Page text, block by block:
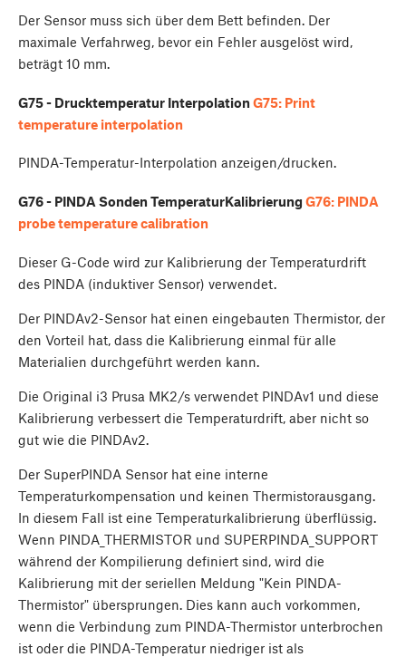
Der Sensor muss sich über dem Bett befinden. Der
maximale Verfahrweg, bevor ein Fehler ausgelöst wird,
beträgt 10 mm.
G75 - Drucktemperatur InterpolationG75: Print
temperature interpolation
PINDA-Temperatur-Interpolation anzeigen/drucken.
G76 - PINDA Sonden TemperaturKalibrierung G76: PINDA
probe temperature calibration
Dieser G-Code wird zur Kalibrierung der Temperaturdrift
des PINDA (induktiver Sensor) verwendet.
Der PINDAv2-Sensor hat einen eingebauten Thermistor, der
den Vorteil hat, dass die Kalibrierung einmal für alle
Materialien durchgeführt werden kann.
Die Original i3 Prusa MK2/s verwendet PINDAv1 und diese
Kalibrierung verbessert die Temperaturdrift, aber nicht so
gut wie die PINDAv2.
Der SuperPINDA Sensor hat eine interne
Temperaturkompensation und keinen Thermistorausgang.
In diesem Fall ist eine Temperaturkalibrierung überflüssig.
Wenn PINDA_THERMISTOR und SUPERPINDA_SUPPORT
während der Kompilierung definiert sind, wird die
Kalibrierung mit der seriellen Meldung "Kein PINDA-
Thermistor" übersprungen. Dies kann auch vorkommen,
wenn die Verbindung zum PINDA-Thermistor unterbrochen
ist oder die PINDA-Temperatur niedriger ist als